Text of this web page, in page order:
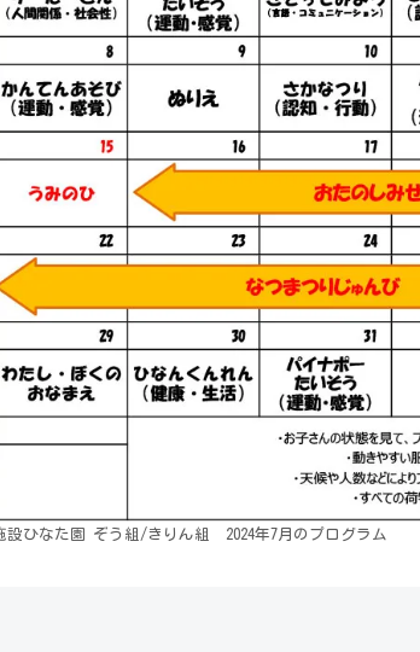
設ひなた園 ぞう組/きりん組 2024年7月のプログラム